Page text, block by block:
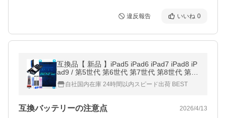
違反報告 いいね 0
互換品【 新品 】iPad5 iPad6 iPad7 iPad8 iP
ad9 / 第5世代 第6世代 第7世代 第8世代 第9
世代 Apple / A1484 バッテリー容量:8827mA
h 電圧制限:3.73V *35
自社国内在庫 24時間以内スピード出荷 BEST
互換バッテリーの注意点 2026/4/13